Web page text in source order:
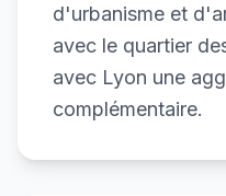
d'urbanisme et
avec le quartier
avec Lyon une
complémentaire.